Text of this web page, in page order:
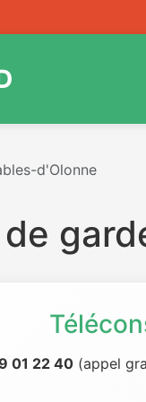
d'Olonne
01 22 40 (appel